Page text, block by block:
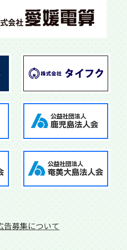
告募集について